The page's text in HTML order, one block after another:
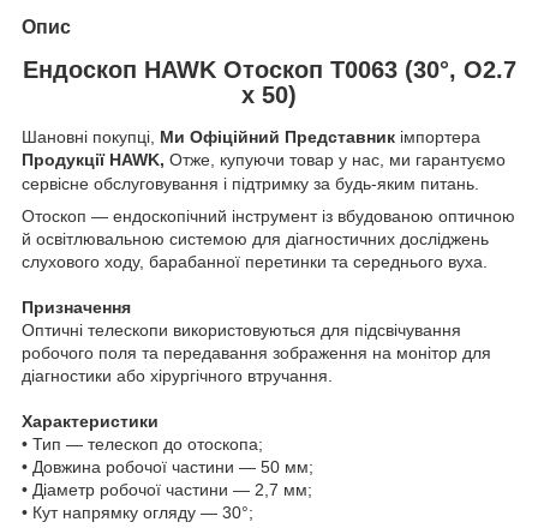
Опис
Ендоскоп HAWK Отоскоп T0063 (30°, O2.7
x 50)
Шановні покупці, Ми Офіційний Представник імпортера
Продукції HAWK, Отже, купуючи товар у нас, ми гарантуємо
сервісне обслуговування і підтримку за будь-яким питань.
Отоскоп — ендоскопічний інструмент із вбудованою оптичною
й освітлювальною системою для діагностичних досліджень
слухового ходу, барабанної перетинки та середнього вуха.
Призначення
Оптичні телескопи використовуються для підсвічування
робочого поля та передавання зображення на монітор для
діагностики або хірургічного втручання.
Характеристики
• Тип — телескоп до отоскопа;
• Довжина робочої частини — 50 мм;
• Діаметр робочої частини — 2,7 мм;
• Кут напрямку огляду — 30°;